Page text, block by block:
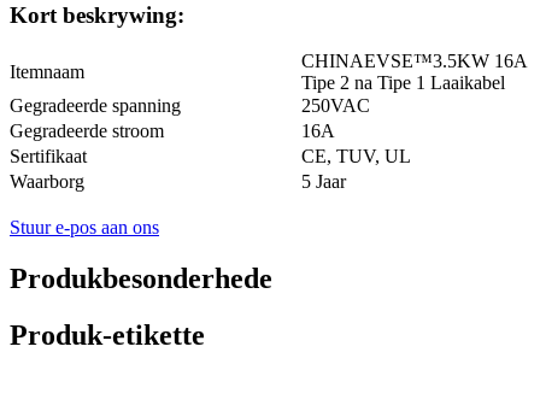
Kort beskrywing:
Itemnaam
CHINAEVSE™️3.5KW 16A
Tipe 2 na Tipe 1 Laaikabel
Gegradeerde spanning
250VAC
Gegradeerde stroom
16A
Sertifikaat
CE, TUV, UL
Waarborg
5 Jaar
Stuur e-pos aan ons
Produkbesonderhede
Produk-etikette